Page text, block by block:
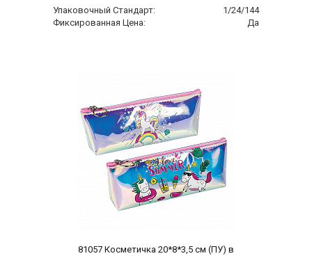
Упаковочный Стандарт:
1/24/144
Фиксированная Цена:
Да
81057 Косметичка 20*8*3,5 cм (ПУ) в